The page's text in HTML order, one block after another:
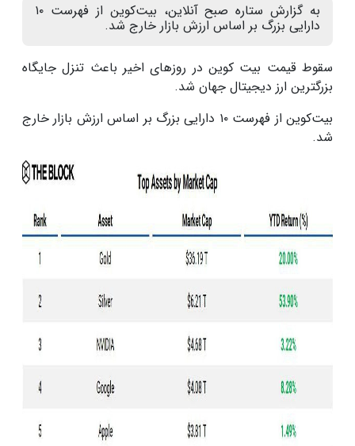
به گزارش ستاره صبح آنلاین، بیت‌کوین از فهرست ۱۰
دارایی بزرگ بر اساس ارزش بازار خارج شد.
سقوط قیمت بیت کوین در روزهای اخیر باعث تنزل جایگاه
بزرگترین ارز دیجیتال جهان شد.
بیت‌کوین از فهرست ۱۰ دارایی بزرگ بر اساس ارزش بازار خارج
شد.